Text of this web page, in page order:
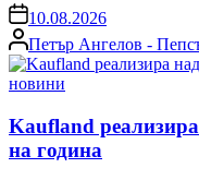
on 10.08.2026
Posted
by
Петър Ангелов -
Posted
новини
Kaufland
на година